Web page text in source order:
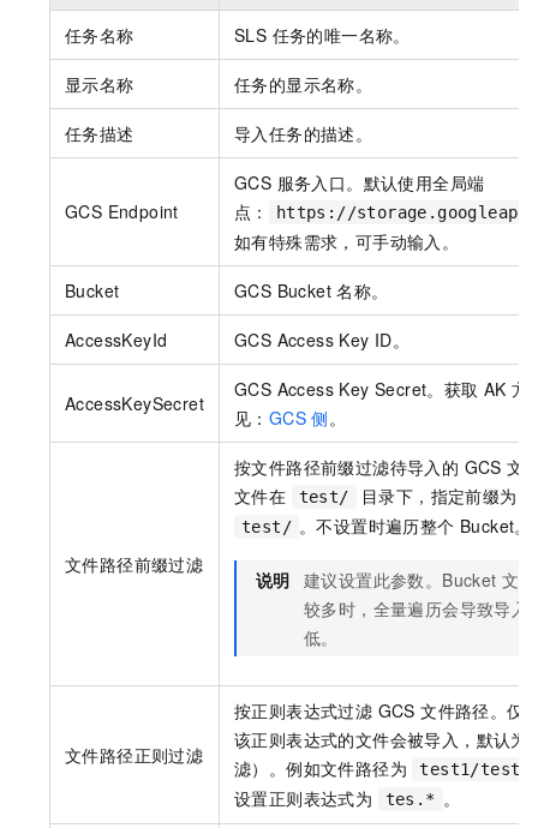
任务名称 SLS 任务的唯一名称。
显示名称 任务的显示名称。
任务描述 导入任务的描述。
GCS Endpoint
GCS 服务入口。默认使用全局端
点：
https://
如有特殊需求，可手动输入。
Bucket GCS Bucket 名称。
AccessKeyId GCS Access Key ID。
AccessKeySecret
GCS Access Key Secret。获取 AK 方
见： GCS 侧。
文件路径前缀过滤
按文件路径前缀过滤待导入的 GCS 文
文件在
test/ 目录下，指定前缀为
test/ 。不设置时遍历整个 Bucket。
说明 建议设置此参数。Bucket 文
较多时，全量遍历会导致导入
低。
文件路径正则过滤
按正则表达式过滤 GCS 文件路径。仅
该正则表达式的文件会被导入，默认为
滤）。例如文件路径为
test1/
设置正则表达式为 tes.* 。